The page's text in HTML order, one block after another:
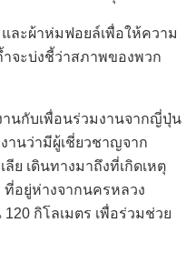
ละผ้าห่มฟอยล์เพื่อให้ความ
จะบ่งชี้ว่าสภาพของพวก
นกับเพื่อนร่วมงานจากญี่ปุ่น
านว่ามีผู้เชี่ยวชาญจาก
ลีย เดินทางมาถึงที่เกิดเหตุ
อยู่ห่างจากนครหลวง
กิโลเมตร เพื่อร่วมช่วย